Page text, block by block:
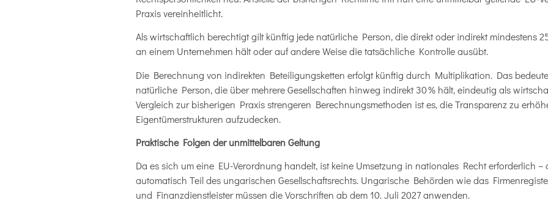
Praxis vereinheitlicht.
Als wirtschaftlich berechtigt gilt künftig jede natürliche Person, die direkt oder indirekt mindestens
an einem Unternehmen hält oder auf andere Weise die tatsächliche Kontrolle ausübt.
Die Berechnung von indirekten Beteiligungsketten erfolgt künftig durch Multiplikation. Das
natürliche Person, die über mehrere Gesellschaften hinweg indirekt 30 % hält, eindeutig als
Vergleich zur bisherigen Praxis strengeren Berechnungsmethoden ist es, die Transparenz zu
Eigentümerstrukturen aufzudecken.
Praktische Folgen der unmittelbaren Geltung
Da es sich um eine EU-Verordnung handelt, ist keine Umsetzung in nationales Recht erforderlich –
automatisch Teil des ungarischen Gesellschaftsrechts. Ungarische Behörden wie das
und Finanzdienstleister müssen die Vorschriften ab dem 10. Juli 2027 anwenden.